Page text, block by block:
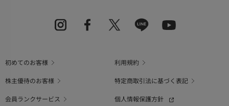
初めてのお客様
利用規約
株主優待のお客様
特定商取引法に基づく表記
会員ランクサービス
個人情報保護方針